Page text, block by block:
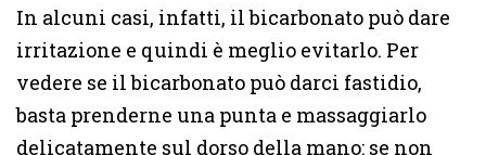
In alcuni casi, infatti, il bicarbonato può dare
irritazione e quindi è meglio evitarlo. Per
vedere se il bicarbonato può darci fastidio,
basta prenderne una punta e massaggiarlo
delicatamente sul dorso della mano: se non